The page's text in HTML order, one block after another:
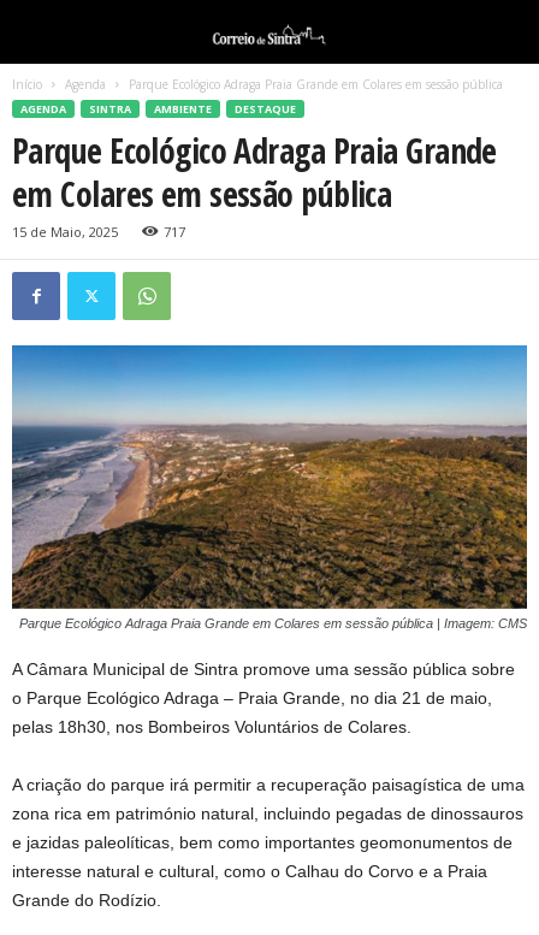
Início Agenda Parque Ecológico Adraga Praia Grande em Colares em sessão pública
AGENDA SINTRA AMBIENTE DESTAQUE
Parque Ecológico Adraga Praia Grande
em Colares em sessão pública
15 de Maio, 2025 717
Parque Ecológico Adraga Praia Grande em Colares em sessão pública | Imagem: CMS
A Câmara Municipal de Sintra promove uma sessão pública sobre
o Parque Ecológico Adraga – Praia Grande, no dia 21 de maio,
pelas 18h30, nos Bombeiros Voluntários de Colares.
A criação do parque irá permitir a recuperação paisagística de uma
zona rica em património natural, incluindo pegadas de dinossauros
e jazidas paleolíticas, bem como importantes geomonumentos de
interesse natural e cultural, como o Calhau do Corvo e a Praia
Grande do Rodízio.